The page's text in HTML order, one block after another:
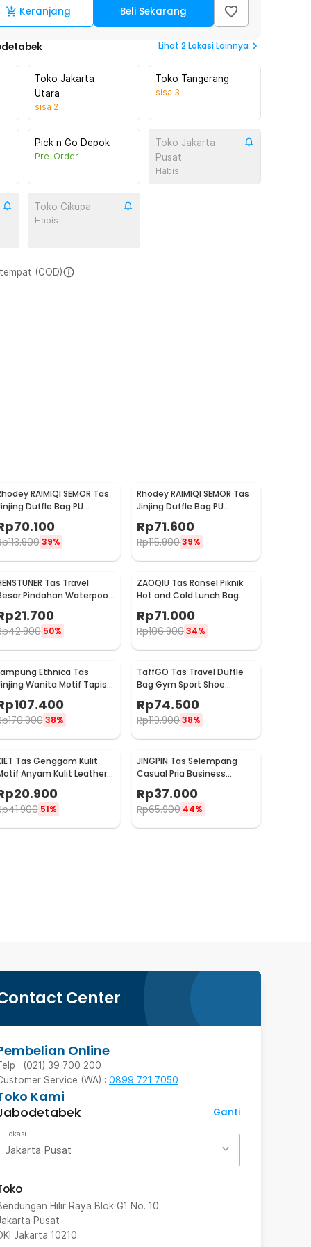
Keranjang Beli Sekarang
Lihat 2Lokasi Lainnya
Toko Jakarta
Utara
sisa 2
Toko Tangerang
sisa 3
Pick n Go Depok
Pre-Order
Toko Jakarta
Pusat
Habis
Toko Cikupa
Habis
(COD)
RAIMIQI SEMOR Tas
Duffle Bag PU
- C01
70.100
113.900 39%
Rhodey RAIMIQI SEMOR Tas
Jinjing Duffle Bag PU
Leather Unisex 20 Inch
Beautiful Pattern - C01
Rp71.600
Rp115.90039%
Tas Travel
Pindahan Waterpoof
- HR-01
21.700
42.900 50%
ZAOQIU Tas Ransel Piknik
Hot and Cold Lunch Bag
Rp71.000
Rp106.90034%
Ethnica Tas
Wanita Motif Tapis
107.400
170.900 38%
TaffGO Tas Travel Duffle
Bag Gym Sport Shoe
Rp74.500
Rp119.90038%
Tas Genggam Kulit
Anyam Kulit Leather
20.900
41.900 51%
JINGPIN Tas Selempang
Casual Pria Business
Crossbody Bag PU Leather
- JP2
Rp37.000
Rp65.900 44%
Center
Online
: (021) 39 700 200
Service (WA) : 0899 721 7050
Kami
Ganti
Lokasi
Jakarta Pusat
Hilir Raya Blok G1 No. 10
Pusat
Jakarta 10210